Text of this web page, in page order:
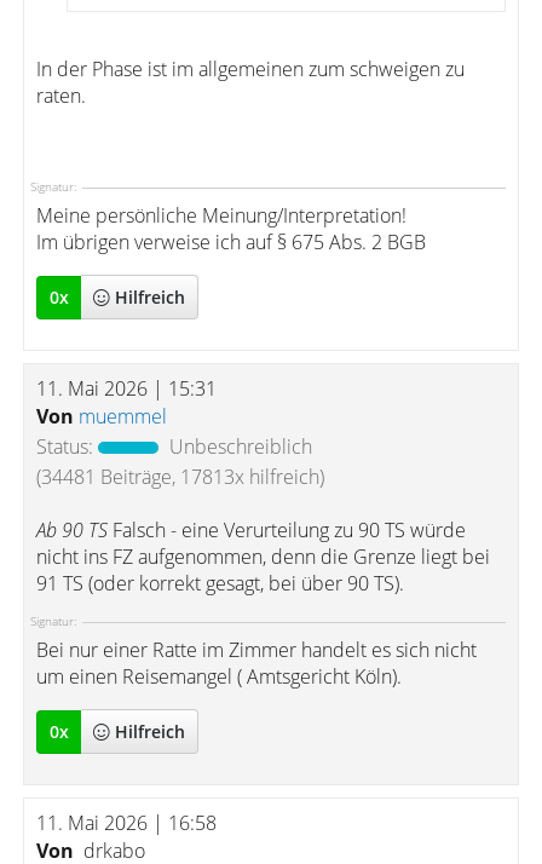
In der Phase ist im allgemeinen zum schweigen zu
raten.
Signatur:
Meine persönliche Meinung/Interpretation!
Im übrigen verweise ich auf § 675 Abs. 2 BGB
0x Hilfreich
11. Mai 2026 | 15:31
Von muemmel
Status:
Unbeschreiblich
(34481 Beiträge, 17813x hilfreich)
Ab 90 TSFalsch - eine Verurteilung zu 90 TS würde
nicht ins FZ aufgenommen, denn die Grenze liegt bei
91 TS (oder korrekt gesagt, bei über 90 TS).
Signatur:
Bei nur einer Ratte im Zimmer handelt es sich nicht
um einen Reisemangel ( Amtsgericht Köln).
0x Hilfreich
11. Mai 2026 | 16:58
Von drkabo